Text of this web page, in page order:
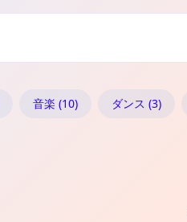
音楽 (10) ダンス (3)